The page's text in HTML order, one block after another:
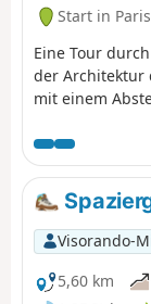
Start in Paris
Eine Tour
der Architektur
mit einem
feiern.
Visorando-
5,60 km